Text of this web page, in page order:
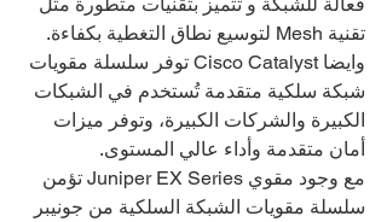
تقنية Mesh لتوسيع نطاق التغطية بكفاءة.
وايضا Cisco Catalyst توفر سلسلة مقويات
شبكة سلكية متقدمة تُستخدم في الشبكات
الكبيرة والشركات الكبيرة، وتوفر ميزات
أمان متقدمة وأداء عالي المستوى.
مع وجود مقوي Juniper EX Series تؤمن
سلسلة مقويات الشبكة السلكية من جونيبر